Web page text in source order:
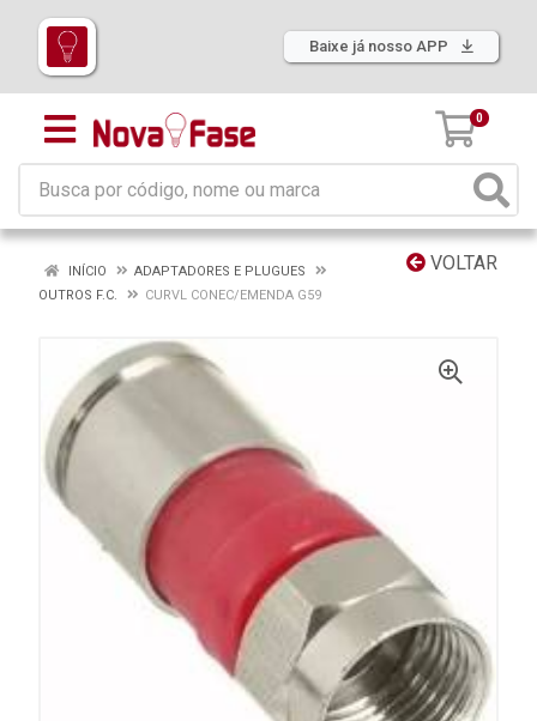
Baixe já nosso APP
0
VOLTAR
INÍCIO
ADAPTADORES E PLUGUES
OUTROS F.C.
CURVL CONEC/EMENDA G59